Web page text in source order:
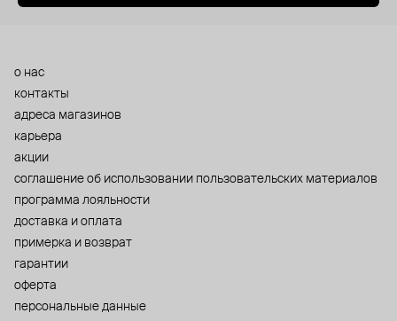
о нас
контакты
адреса магазинов
карьера
акции
cоглашение об использовании пользовательских материалов
программа лояльности
доставка и оплата
примерка и возврат
гарантии
оферта
персональные данные